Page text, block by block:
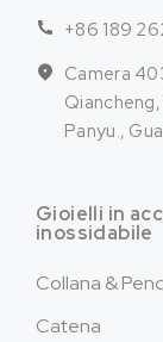
+86 189
Camera
Qiancheng,
Panyu.,
Gioielli in
inossidabile
Collana &
Catena